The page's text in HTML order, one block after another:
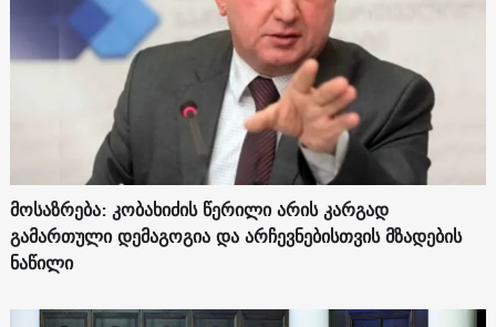
მოსაზრება: კობახიძის წერილი არის კარგად
გამართული დემაგოგია და არჩევნებისთვის მზადების
ნაწილი